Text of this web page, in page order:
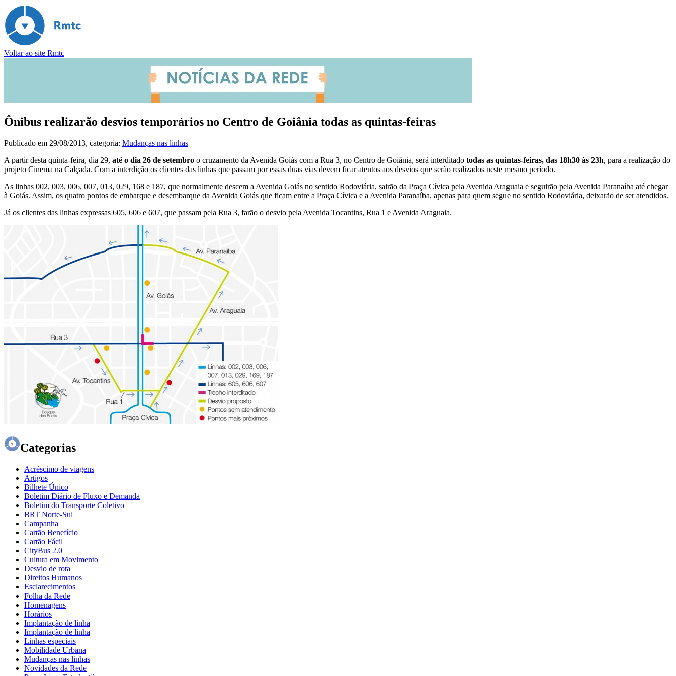
Voltar ao site Rmtc
Ônibus realizarão desvios temporários no Centro de Goiânia todas as quintas-feiras
Publicado em 29/08/2013, categoria: Mudanças nas linhas
A partir desta quinta-feira, dia 29, até o dia 26 de setembro o cruzamento da Avenida Goiás com a Rua 3, no Centro de Goiânia, será interditado todas as quintas-feiras, das 18h30 às 23h, para a realização do
projeto Cinema na Calçada. Com a interdição os clientes das linhas que passam por essas duas vias devem ficar atentos aos desvios que serão realizados neste mesmo período.
As linhas 002, 003, 006, 007, 013, 029, 168 e 187, que normalmente descem a Avenida Goiás no sentido Rodoviária, sairão da Praça Cívica pela Avenida Araguaia e seguirão pela Avenida Paranaíba até chegar
à Goiás. Assim, os quatro pontos de embarque e desembarque da Avenida Goiás que ficam entre a Praça Cívica e a Avenida Paranaíba, apenas para quem segue no sentido Rodoviária, deixarão de ser atendidos.
Já os clientes das linhas expressas 605, 606 e 607, que passam pela Rua 3, farão o desvio pela Avenida Tocantins, Rua 1 e Avenida Araguaia.
Categorias
Acréscimo de viagens
Artigos
Bilhete Único
Boletim Diário de Fluxo e Demanda
Boletim do Transporte Coletivo
BRT Norte-Sul
Campanha
Cartão Benefício
Cartão Fácil
CityBus 2.0
Cultura em Movimento
Desvio de rota
Direitos Humanos
Esclarecimentos
Folha da Rede
Homenagens
Horários
Implantação de linha
Implantação de linha
Linhas especiais
Mobilidade Urbana
Mudanças nas linhas
Novidades da Rede